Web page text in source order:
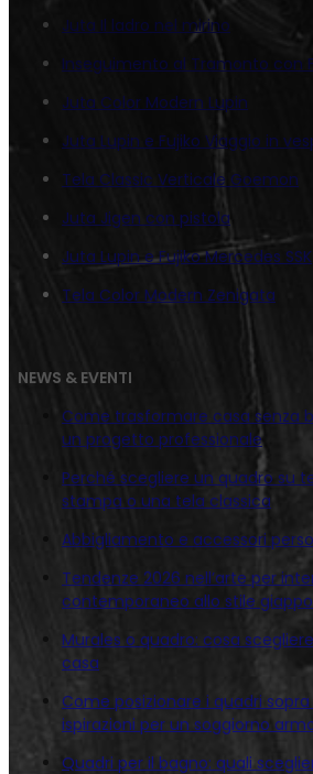
Juta Il ladro nel mirino
Inseguimento al Tramonto con
Juta Color Modern Lupin
Juta Lupin e Fujiko Viaggio in
Tela Classic Verticale Goemon
Juta Jigen con pistola
Juta Lupin e Fujiko Mercedes SSK
Tela Color Modern Zenigata
NEWS & EVENTI
Come trasformare casa senza
un progetto professionale
Perché scegliere un quadro su
stampa o una tela classica
Abbigliamento e accessori
Tendenze 2026 nell’arte per
contemporaneo allo stile
Murales o quadro: cosa
casa
Come posizionare i quadri
ispirazioni per un soggiorno
Quadri per il bagno: quali